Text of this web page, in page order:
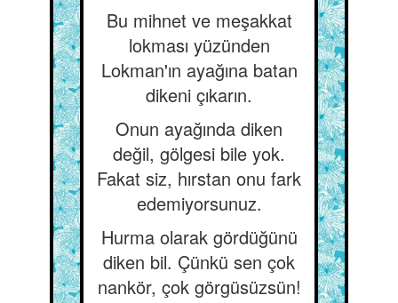
Bu mihnet ve meşakkat
lokması yüzünden
Lokman'ın ayağına batan
dikeni çıkarın.
Onun ayağında diken
değil, gölgesi bile yok.
Fakat siz, hırstan onu fark
edemiyorsunuz.
Hurma olarak gördüğünü
diken bil. Çünkü sen çok
nankör, çok görgüsüzsün!